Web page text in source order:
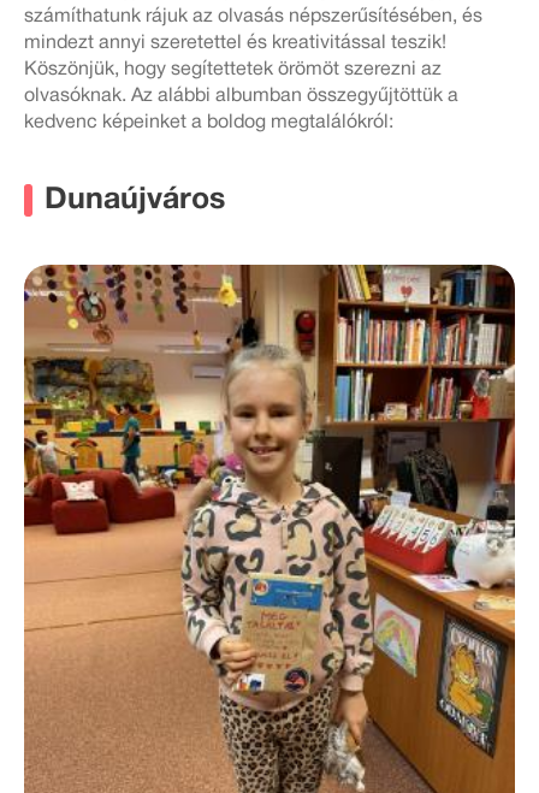
számíthatunk rájuk az olvasás népszerűsítésében, és
mindezt annyi szeretettel és kreativitással teszik!
Köszönjük, hogy segítettetek örömöt szerezni az
olvasóknak. Az alábbi albumban összegyűjtöttük a
kedvenc képeinket a boldog megtalálókról:
Dunaújváros